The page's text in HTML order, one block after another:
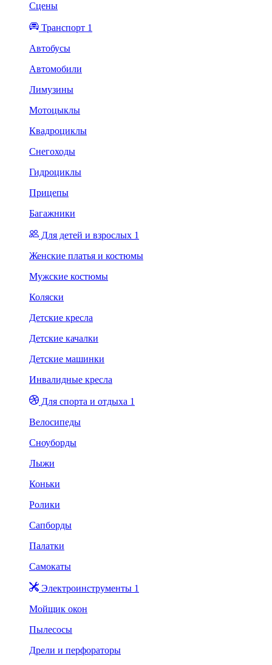
Сцены
Транспорт 1
Автобусы
Автомобили
Лимузины
Мотоцыклы
Квадроциклы
Снегоходы
Гидроциклы
Прицепы
Багажники
Для детей и взрослых 1
Женские платья и костюмы
Мужские костюмы
Коляски
Детские кресла
Детские качалки
Детские машинки
Инвалидные кресла
Для спорта и отдыха 1
Велосипеды
Сноуборды
Лыжи
Коньки
Ролики
Сапборды
Палатки
Самокаты
Электроинструменты 1
Мойщик окон
Пылесосы
Дрели и перфораторы